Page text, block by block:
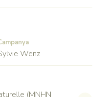
Wenz
(MNHN